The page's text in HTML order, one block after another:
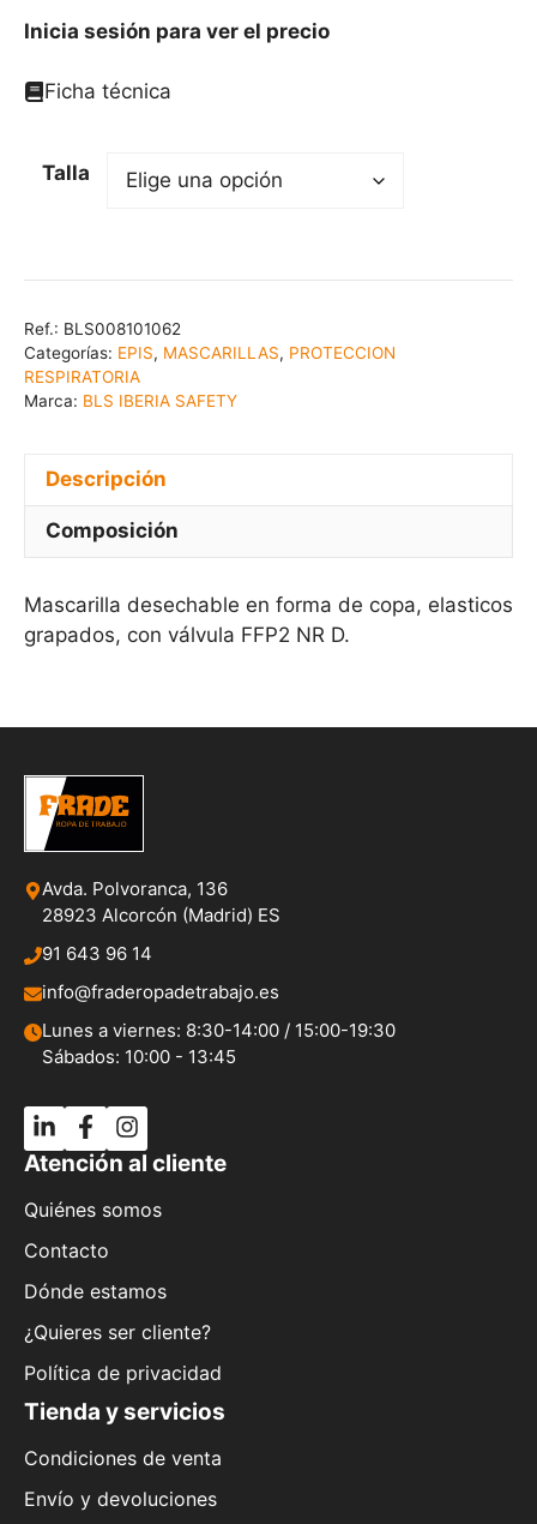
Inicia sesión para ver el precio
Ficha técnica
Talla
Ref.: BLS008101062
Categorías: EPIS, MASCARILLAS, PROTECCION
RESPIRATORIA
Marca: BLS IBERIA SAFETY
Descripción
Composición
Mascarilla desechable en forma de copa, elasticos
grapados, con válvula FFP2 NR D.
Avda. Polvoranca, 136
28923 Alcorcón (Madrid) ES
91 643 96 14
info@fraderopadetrabajo.es
Lunes a viernes: 8:30-14:00 / 15:00-19:30
Sábados: 10:00 - 13:45
Atención al cliente
Quiénes somos
Contacto
Dónde estamos
¿Quieres ser cliente?
Política de privacidad
Tienda y servicios
Condiciones de venta
Envío y devoluciones